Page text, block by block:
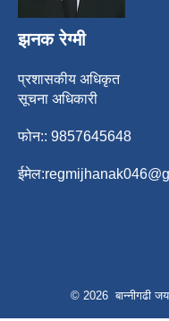
झनक रेग्मी
प्रशासकीय अधिकृत
सूचना अधिकारी
फोन:: 9857645648
ईमेल:
© 2026 बान्नीगढी